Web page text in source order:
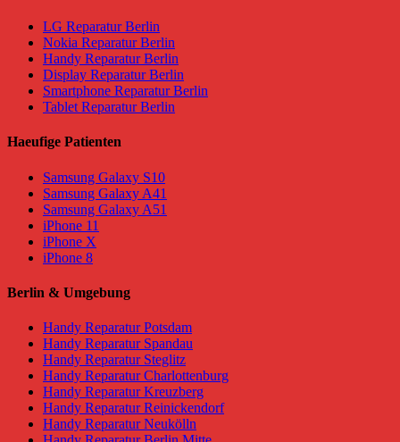
LG Reparatur Berlin
Nokia Reparatur Berlin
Handy Reparatur Berlin
Display Reparatur Berlin
Smartphone Reparatur Berlin
Tablet Reparatur Berlin
Haeufige Patienten
Samsung Galaxy S10
Samsung Galaxy A41
Samsung Galaxy A51
iPhone 11
iPhone X
iPhone 8
Berlin & Umgebung
Handy Reparatur Potsdam
Handy Reparatur Spandau
Handy Reparatur Steglitz
Handy Reparatur Charlottenburg
Handy Reparatur Kreuzberg
Handy Reparatur Reinickendorf
Handy Reparatur Neukölln